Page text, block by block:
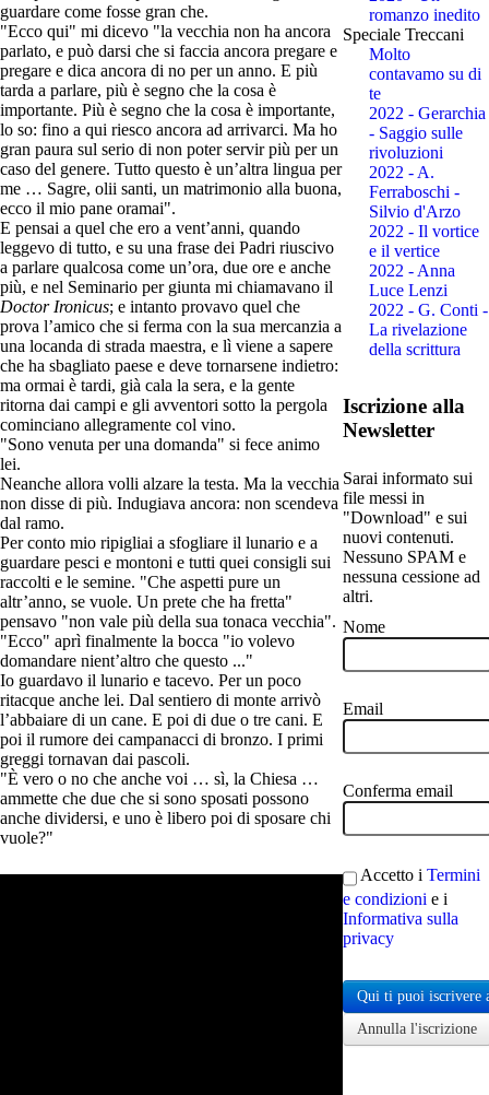
guardare come fosse gran che.
"Ecco qui" mi dicevo "la vecchia non ha ancora
parlato, e può darsi che si faccia ancora pregare e
pregare e dica ancora di no per un anno. E più
tarda a parlare, più è segno che la cosa è
importante. Più è segno che la cosa è importante,
lo so: fino a qui riesco ancora ad arrivarci. Ma ho
gran paura sul serio di non poter servir più per un
caso del genere. Tutto questo è un’altra lingua per
me … Sagre, olii santi, un matrimonio alla buona,
ecco il mio pane oramai".
E pensai a quel che ero a vent’anni, quando
leggevo di tutto, e su una frase dei Padri riuscivo
a parlare qualcosa come un’ora, due ore e anche
più, e nel Seminario per giunta mi chiamavano il
Doctor Ironicus; e intanto provavo quel che
prova l’amico che si ferma con la sua mercanzia a
una locanda di strada maestra, e lì viene a sapere
che ha sbagliato paese e deve tornarsene indietro:
ma ormai è tardi, già cala la sera, e la gente
ritorna dai campi e gli avventori sotto la pergola
cominciano allegramente col vino.
"Sono venuta per una domanda" si fece animo
lei.
Neanche allora volli alzare la testa. Ma la vecchia
non disse di più. Indugiava ancora: non scendeva
dal ramo.
Per conto mio ripigliai a sfogliare il lunario e a
guardare pesci e montoni e tutti quei consigli sui
raccolti e le semine. "Che aspetti pure un
altr’anno, se vuole. Un prete che ha fretta"
pensavo "non vale più della sua tonaca vecchia".
"Ecco" aprì finalmente la bocca "io volevo
domandare nient’altro che questo ..."
Io guardavo il lunario e tacevo. Per un poco
ritacque anche lei. Dal sentiero di monte arrivò
l’abbaiare di un cane. E poi di due o tre cani. E
poi il rumore dei campanacci di bronzo. I primi
greggi tornavan dai pascoli.
"È vero o no che anche voi … sì, la Chiesa …
ammette che due che si sono sposati possono
anche dividersi, e uno è libero poi di sposare chi
vuole?"
romanzo inedito
Speciale Treccani
Molto
contavamo su di
te
2022 - Gerarchia
- Saggio sulle
rivoluzioni
2022 - A.
Ferraboschi -
Silvio d'Arzo
2022 - Il vortice
e il vertice
2022 - Anna
Luce Lenzi
2022 - G. Conti -
La rivelazione
della scrittura
Iscrizione alla
Newsletter
Sarai informato sui
file messi in
"Download" e sui
nuovi contenuti.
Nessuno SPAM e
nessuna cessione ad
altri.
Nome
Email
Conferma email
Accetto i Termini
e condizioni e i
Informativa sulla
privacy
Qui ti puoi iscrivere
Annulla l'iscrizione